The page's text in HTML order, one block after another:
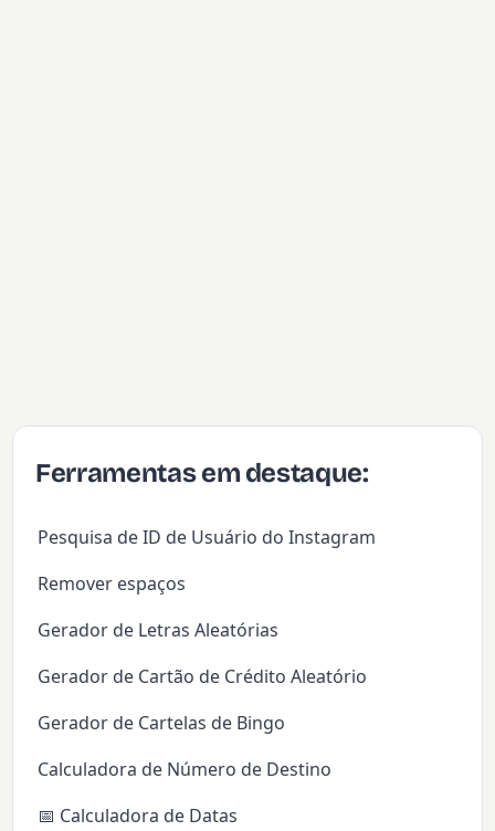
Ferramentas em destaque:
Pesquisa de ID de Usuário do Instagram
Remover espaços
Gerador de Letras Aleatórias
Gerador de Cartão de Crédito Aleatório
Gerador de Cartelas de Bingo
Calculadora de Número de Destino
📅 Calculadora de Datas